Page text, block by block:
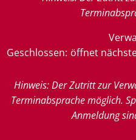
Klicken, um weitere
Geschlossen: öffnet
Hinweis: Der Zutritt zur
Terminabsprache möglich.
Anmeldung